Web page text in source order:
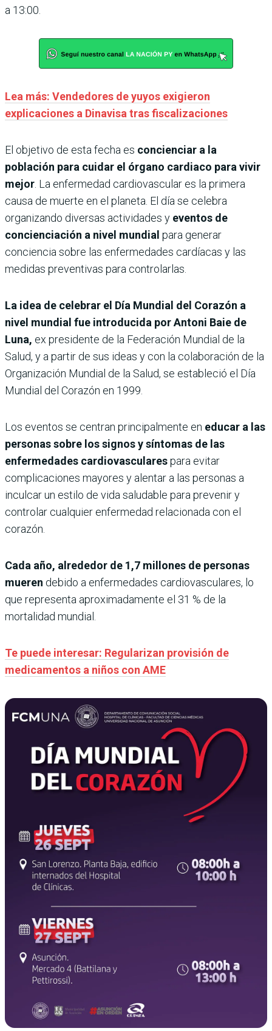
a 13:00.
Lea más: Vendedores de yuyos exigieron
explicaciones a Dinavisa tras fiscalizaciones
El objetivo de esta fecha es concienciar a la
población para cuidar el órgano cardiaco para vivir
mejor . La enfermedad cardiovascular es la primera
causa de muerte en el planeta. El día se celebra
organizando diversas actividades y eventos de
concienciación a nivel mundial para generar
conciencia sobre las enfermedades cardíacas y las
medidas preventivas para controlarlas.
La idea de celebrar el Día Mundial del Corazón a
nivel mundial fue introducida por Antoni Baie de
Luna, ex presidente de la Federación Mundial de la
Salud, y a partir de sus ideas y con la colaboración de la
Organización Mundial de la Salud, se estableció el Día
Mundial del Corazón en 1999.
Los eventos se centran principalmente en educar a las
personas sobre los signos y síntomas de las
enfermedades cardiovascularespara evitar
complicaciones mayores y alentar a las personas a
inculcar un estilo de vida saludable para prevenir y
controlar cualquier enfermedad relacionada con el
corazón.
Cada año, alrededor de 1,7 millones de personas
mueren debido a enfermedades cardiovasculares, lo
que representa aproximadamente el 31 % de la
mortalidad mundial.
Te puede interesar: Regularizan provisión de
medicamentos a niños con AME